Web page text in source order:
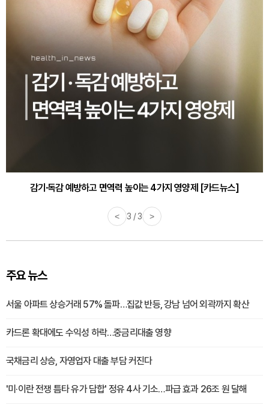
감기·독감 예방하고 면역력 높이는 4가지 영양제 [카드뉴스]
< 3 / 3 >
주요 뉴스
서울 아파트 상승거래 57% 돌파…집값 반등, 강남 넘어 외곽까지 확산
카드론 확대에도 수익성 하락…중금리대출 영향
국채금리 상승, 자영업자 대출 부담 커진다
'미·이란 전쟁 틈타 유가 담합' 정유 4사 기소…파급 효과 26조 원 달해